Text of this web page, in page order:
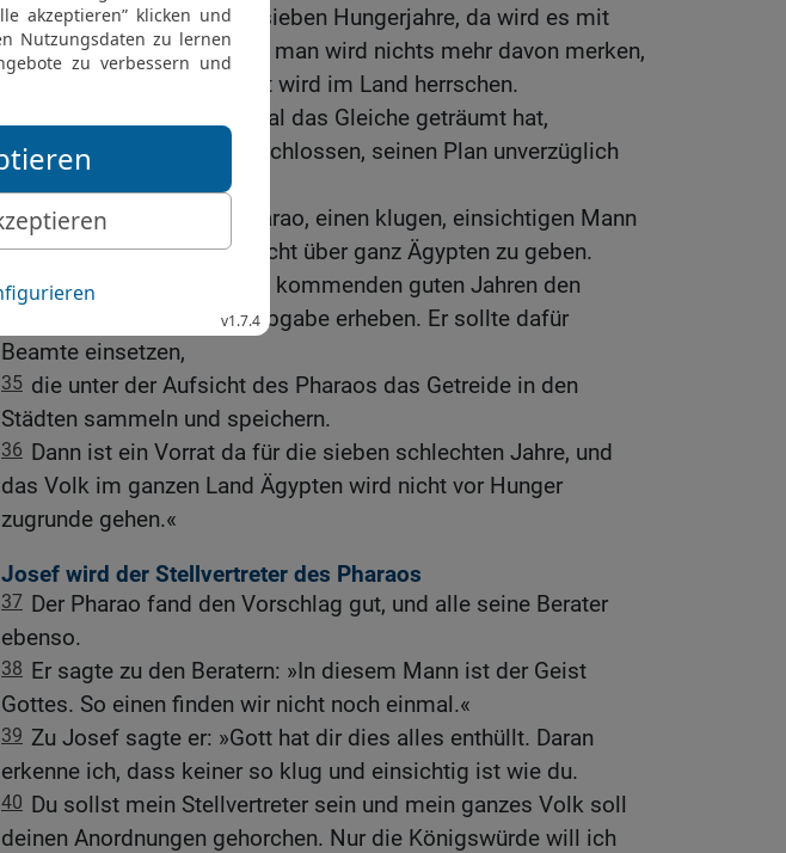
30-31 Aber dann kommen sieben Hungerjahre, da wird es mit
dem Überfluss vorbei sein; man wird nichts mehr davon merken,
und drückende Hungersnot wird im Land herrschen.
Dass der Pharao zweimal das Gleiche geträumt hat,
bedeutet: Gott ist fest entschlossen, seinen Plan unverzüglich
33 Darum rate ich dem Pharao, einen klugen, einsichtigen Mann
zu suchen und ihm Vollmacht über ganz Ägypten zu geben.
34
Der Pharao sollte in den kommenden guten Jahren den
fünften Teil der Ernte als Abgabe erheben. Er sollte dafür
Beamte einsetzen,
35 die unter der Aufsicht des Pharaos das Getreide in den
Städten sammeln und speichern.
36 Dann ist ein Vorrat da für die sieben schlechten Jahre, und
das Volk im ganzen Land Ägypten wird nicht vor Hunger
zugrunde gehen.«
Josef wird der Stellvertreter des Pharaos
37 Der Pharao fand den Vorschlag gut, und alle seine Berater
ebenso.
38 Er sagte zu den Beratern: »In diesem Mann ist der Geist
Gottes. So einen finden wir nicht noch einmal.«
39 Zu Josef sagte er: »Gott hat dir dies alles enthüllt. Daran
erkenne ich, dass keiner so klug und einsichtig ist wie du.
40 Du sollst mein Stellvertreter sein und mein ganzes Volk soll
deinen Anordnungen gehorchen. Nur die Königswürde will ich